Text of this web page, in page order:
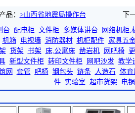
品： >山西省地震局操作台 下
台 配电柜 文件柜 多媒体讲台
网络机柜,
机箱 电视墙 消防器材 机柜配件
家具五
货架 书架 床,公寓床 凿岩机 网吧椅
新型文件柜 转印文件柜 网吧沙发 教学
网 套管 吧椅 钢包头 链条 人造石 体育
件
实验室 超市货架 电